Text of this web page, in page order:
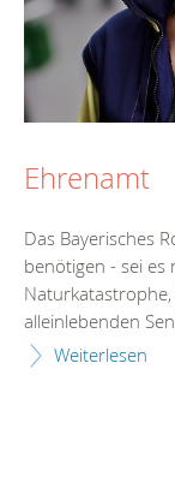
Ehrenamt
Das Bayerisches
benötigen - sei es
alleinlebenden
Weiterlesen